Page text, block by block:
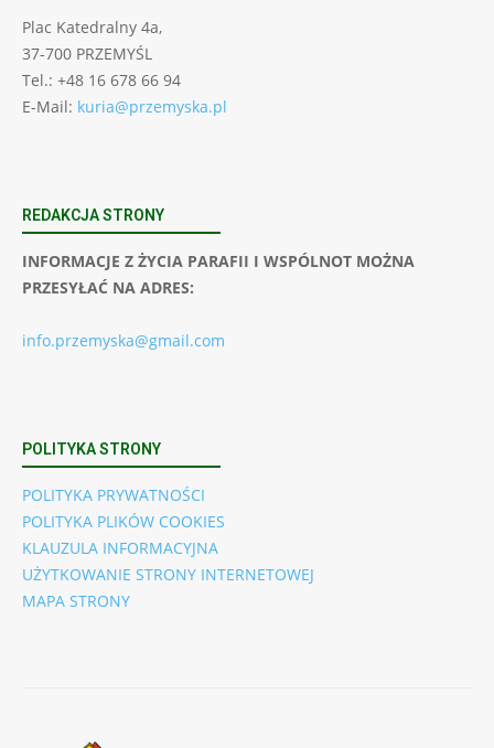
Plac Katedralny 4a,
37-700 PRZEMYŚL
Tel.: +48 16 678 66 94
E-Mail: kuria@przemyska.pl
REDAKCJA STRONY
INFORMACJE Z ŻYCIA PARAFII I WSPÓLNOT MOŻNA
PRZESYŁAĆ NA ADRES:
info.przemyska@gmail.com
POLITYKA STRONY
POLITYKA PRYWATNOŚCI
POLITYKA PLIKÓW COOKIES
KLAUZULA INFORMACYJNA
UŻYTKOWANIE STRONY INTERNETOWEJ
MAPA STRONY